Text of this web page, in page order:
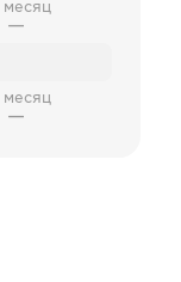
месяц
—
месяц
—